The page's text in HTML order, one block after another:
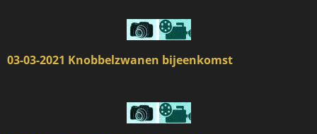
03-03-2021 Knobbelzwanen bijeenkomst